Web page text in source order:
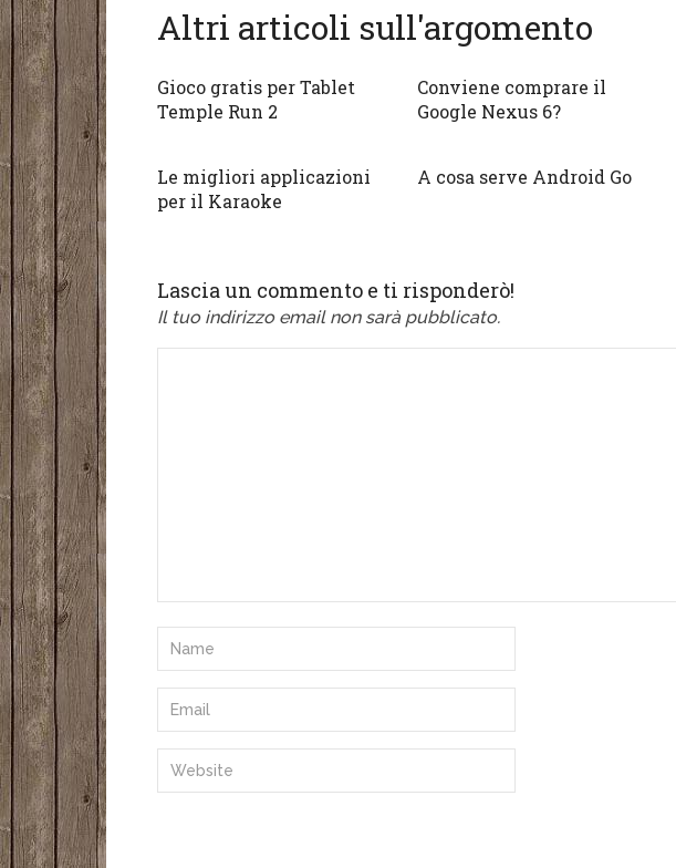
Altri articoli sull'argomento
Gioco gratis per Tablet
Temple Run 2
Conviene comprare il
Google Nexus 6?
Le migliori applicazioni
per il Karaoke
A cosa serve Android Go
Lascia un commento e ti risponderò!
Il tuo indirizzo email non sarà pubblicato.